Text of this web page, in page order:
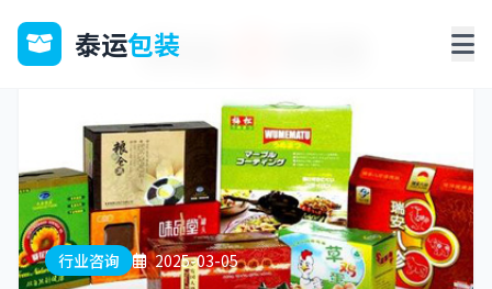
泰运包装
行业咨询 2025-03-05